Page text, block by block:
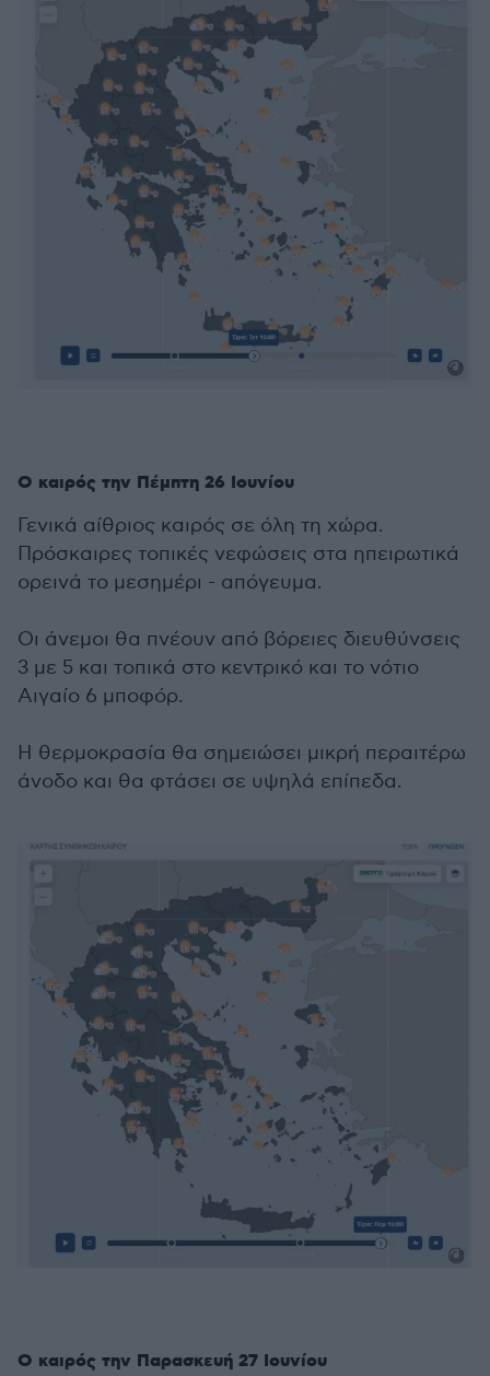
Ο καιρός την Πέμπτη 26 Ιουνίου
Γενικά αίθριος καιρός σε όλη τη χώρα.
Πρόσκαιρες τοπικές νεφώσεις στα ηπειρωτικά
ορεινά το μεσημέρι - απόγευμα.
Οι άνεμοι θα πνέουν από βόρειες διευθύνσεις
3 με 5 και τοπικά στο κεντρικό και το νότιο
Αιγαίο 6 μποφόρ.
Η θερμοκρασία θα σημειώσει μικρή περαιτέρω
άνοδο και θα φτάσει σε υψηλά επίπεδα.
Ο καιρός την Παρασκευή 27 Ιουνίου